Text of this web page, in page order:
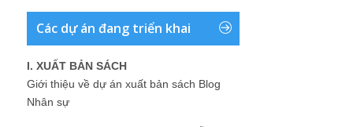
Các dự án đang triển khai
I. XUẤT BẢN SÁCH
Giới thiệu về dự án xuất bản sách Blog
Nhân sự